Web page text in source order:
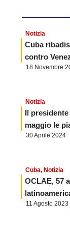
Notizia
Cuba
contro
18 Novembre
Notizia
Il
maggio le
30 Aprile 2024
Cuba, Notizia
OCLAE, 57
11 Agosto 2023